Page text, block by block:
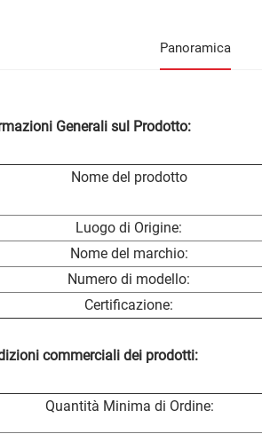
Panoramica
Generali sul Prodotto:
Nome del prodotto
Luogo di Origine:
Nome del marchio:
Numero di modello:
Certificazione:
commerciali dei prodotti:
Quantità Minima di Ordine: